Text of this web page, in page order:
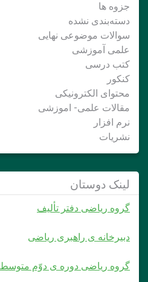
جزوه ها
دسته‌بندی نشده
سوالات موضوعی نهایی
علمی آموزشی
کتب درسی
کنکور
محتوای الکترونیکی
مقالات علمی- اموزشی
نرم افزار
نشریات
لینک دوستان
گروه ریاضی دفتر تألیف
دبیرخانه ی راهبری ریاضی
گروه ریاضی دوره ی دوّم